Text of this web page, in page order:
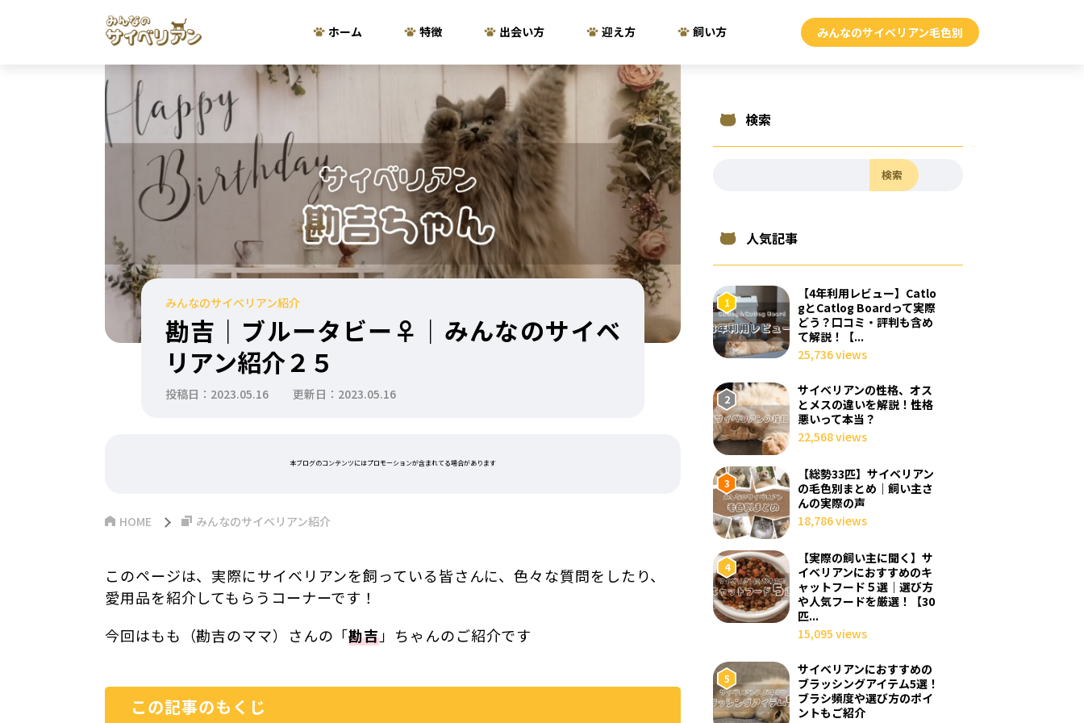
ホーム 特徴 出会い方 迎え方 飼い方 みんなのサイベリアン毛色別
みんなのサイベリアン紹介
勘吉｜ブルータビー♀｜みんなのサイベ
リアン紹介２５
投稿日：2023.05.16 更新日：2023.05.16
本ブログのコンテンツにはプロモーションが含まれてる場合があります
HOME みんなのサイベリアン紹介
このページは、実際にサイベリアンを飼っている皆さんに、色々な質問をしたり、
愛用品を紹介してもらうコーナーです！
今回はもも（勘吉のママ）さんの「勘吉」ちゃんのご紹介です
この記事のもくじ
検索
検索
人気記事
【4年利用レビュー】Catlo
gとCatlog Boardって実際
どう？口コミ・評判も含め
て解説！【...
25,736 views
サイベリアンの性格、オス
とメスの違いを解説！性格
悪いって本当？
22,568 views
【総勢33匹】サイベリアン
の毛色別まとめ｜飼い主さ
んの実際の声
18,786 views
【実際の飼い主に聞く】サ
イベリアンにおすすめのキ
ャットフード５選｜選び方
や人気フードを厳選！【30
匹...
15,095 views
サイベリアンにおすすめの
ブラッシングアイテム5選！
ブラシ頻度や選び方のポイ
ントもご紹介